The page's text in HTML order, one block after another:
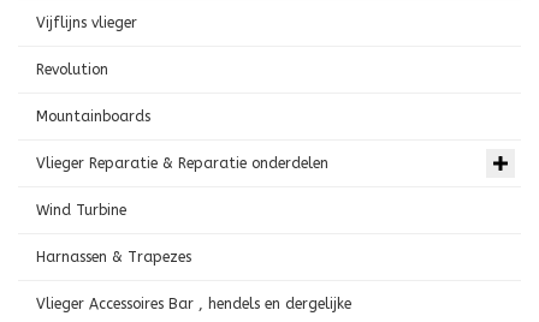
Vijflijns vlieger
Revolution
Mountainboards
Vlieger Reparatie & Reparatie onderdelen
Wind Turbine
Harnassen & Trapezes
Vlieger Accessoires Bar , hendels en dergelijke